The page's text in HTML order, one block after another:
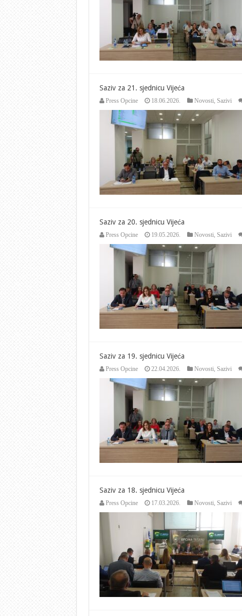
Saziv za 21. sjednicu Vijeća
Press Opcine 18.06.2026. Novosti, Sazivi
Saziv za 20. sjednicu Vijeća
Press Opcine 19.05.2026. Novosti, Sazivi
Saziv za 19. sjednicu Vijeća
Press Opcine 22.04.2026. Novosti, Sazivi
Saziv za 18. sjednicu Vijeća
Press Opcine 17.03.2026. Novosti, Sazivi